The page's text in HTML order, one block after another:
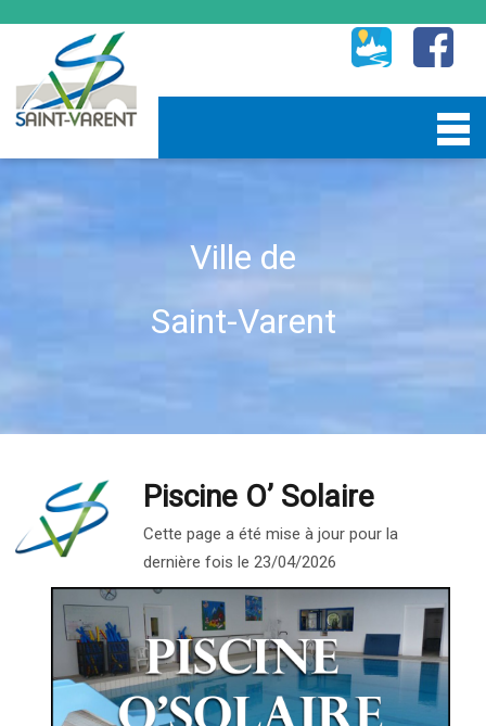
Ville de
Saint-Varent
Piscine O’ Solaire
Cette page a été mise à jour pour la
dernière fois le 23/04/2026